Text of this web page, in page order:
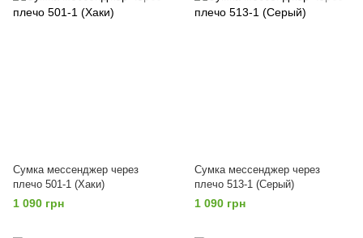
Сумка мессенджер через
плечо 501-1 (Хаки)
1 090 грн
Сумка мессенджер через
плечо 513-1 (Серый)
1 090 грн